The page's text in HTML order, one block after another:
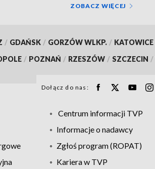
ZOBACZ WIĘCEJ
/ GDAŃSK / GORZÓW WLKP. / KATOWICE
/ POZNAŃ / RZESZÓW / SZCZECIN /
Dołącz do nas:
Centrum informacji TVP
Informacje o nadawcy
Zgłoś program (ROPAT)
Kariera w TVP